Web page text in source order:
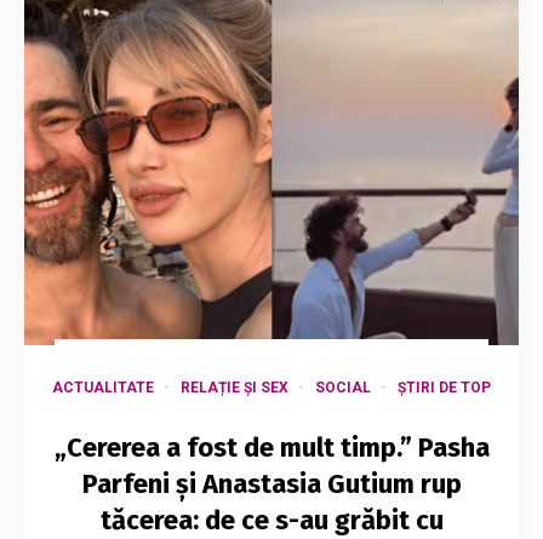
ACTUALITATE RELAȚIE ȘI SEX SOCIAL ȘTIRI DE TOP
„Cererea a fost de mult timp.” Pasha
Parfeni și Anastasia Gutium rup
tăcerea: de ce s-au grăbit cu